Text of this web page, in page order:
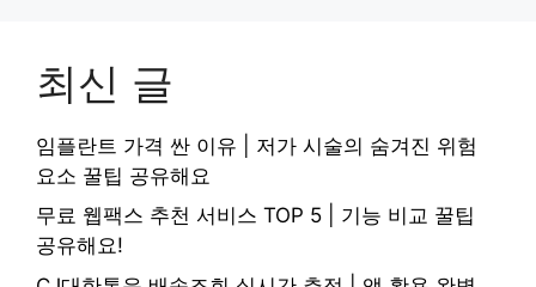
최신 글
임플란트 가격 싼 이유 | 저가 시술의 숨겨진 위험
요소 꿀팁 공유해요
무료 웹팩스 추천 서비스 TOP 5 | 기능 비교 꿀팁
공유해요!